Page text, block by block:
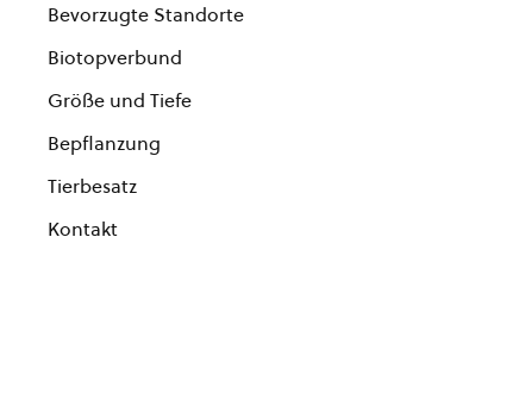
Bevorzugte Standorte
Biotopverbund
Größe und Tiefe
Bepflanzung
Tierbesatz
Kontakt